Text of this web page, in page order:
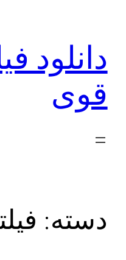
دانلود
قوی
دسته: